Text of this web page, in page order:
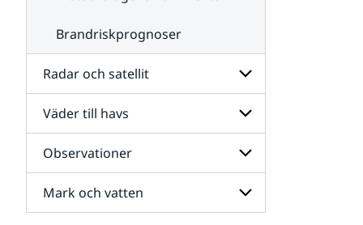
Brandriskprognoser
Radar och satellit
Undersidor
för
Radar
och
satellit
Väder till havs
Undersidor
för
Väder
till
havs
Observationer
Undersidor
för
Mark och vatten